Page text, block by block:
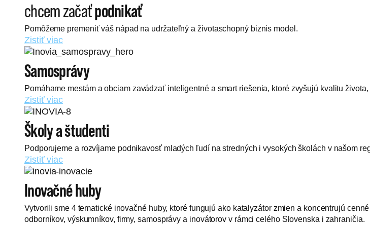
chcem začaťpodnikať
Pomôžeme premeniť váš nápad na udržateľný a životaschopný biznis model.
Zistiť viac
Samosprávy
Pomáhame mestám a obciam zavádzať inteligentné a smart riešenia, ktoré zvyšujú kvalitu
Zistiť viac
Školy a študenti
Podporujeme a rozvíjame podnikavosť mladých ľudí na stredných i vysokých školách v našom
Zistiť viac
Inovačné huby
Vytvorili sme 4 tematické inovačné huby, ktoré fungujú ako katalyzátor zmien a koncentrujú
odborníkov, výskumníkov, firmy, samosprávy a inovátorov v rámci celého Slovenska i zahraničia.